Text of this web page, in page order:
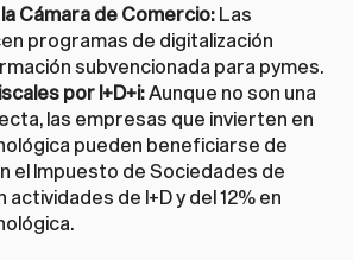
Cámara de Comercio: Las
programas de digitalización
subvencionada para pymes.
por I+D+i: Aunque no son una
las empresas que invierten en
pueden beneficiarse de
el Impuesto de Sociedades de
actividades de I+D y del 12% en